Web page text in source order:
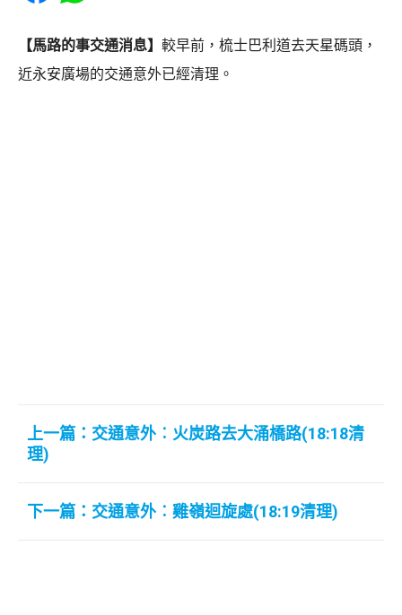
【馬路的事交通消息】 較早前，梳士巴利道去天星碼頭，
近永安廣場的交通意外已經清理。
上一篇：交通意外︰火炭路去大涌橋路(18:18清
理)
下一篇：交通意外︰雞嶺迴旋處(18:19清理)